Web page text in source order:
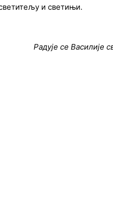
и светињи.
Радује се Василије